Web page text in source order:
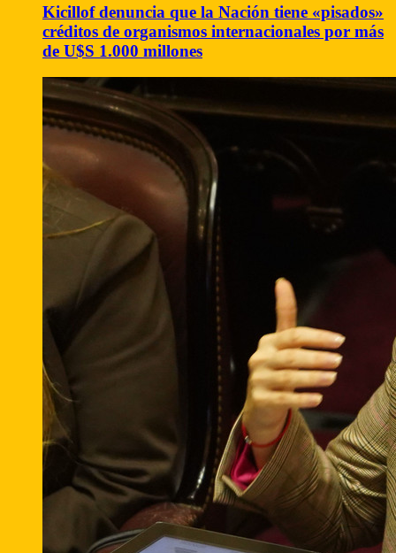
Kicillof denuncia que la Nación tiene «pisados»
créditos de organismos internacionales por más
de U$S 1.000 millones